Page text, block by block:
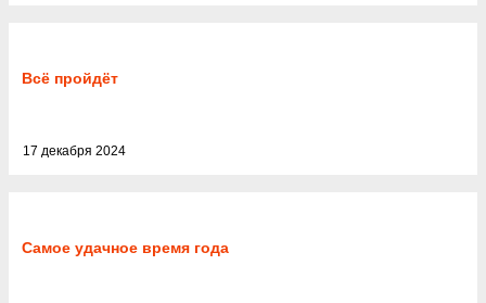
Всё пройдёт
17 декабря 2024
Самое удачное время года